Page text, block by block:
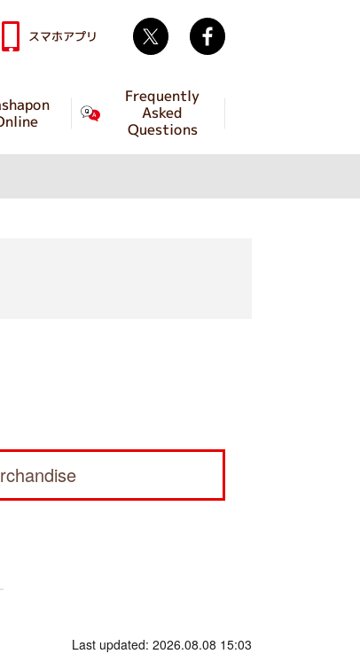
Frequently
Asked
Questions
スマホアプリ Twitter
Last updated: 2026.08.08 15:03